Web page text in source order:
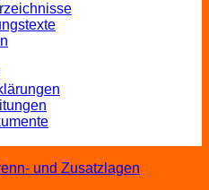
und Zusatzlagen